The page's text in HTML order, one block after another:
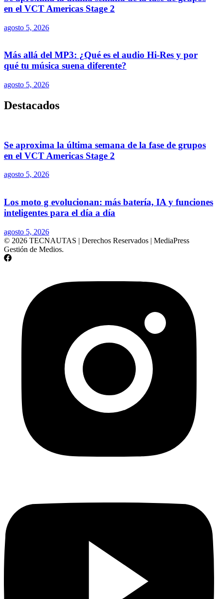
en el VCT Americas Stage 2
agosto 5, 2026
Más allá del MP3: ¿Qué es el audio Hi-Res y por
qué tu música suena diferente?
agosto 5, 2026
Destacados
Se aproxima la última semana de la fase de grupos
en el VCT Americas Stage 2
agosto 5, 2026
Los moto g evolucionan: más batería, IA y funciones
inteligentes para el día a día
agosto 5, 2026
© 2026 TECNAUTAS | Derechos Reservados | MediaPress
Gestión de Medios.